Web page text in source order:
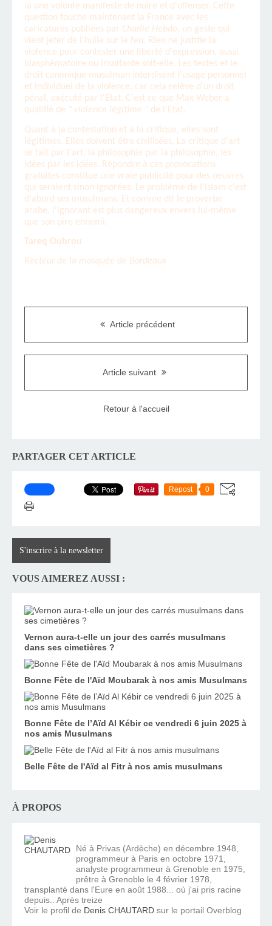
là une volonté manifeste de nuire et d'offenser. Cette
question touche maintenant la France avec les
caricatures publiées par Charlie Hebdo, un geste qui
vient jeter de l'huile sur le feu. Rien ne justifie la
violence pour contester une liberté d'expression, aussi
blasphématoire ou insultante soit-elle. Les textes et le
droit canonique musulman interdisent l'usage personnel
et individuel de la violence, car cela relève d'un droit
pénal, exécuté par l'Etat. C'est ce que Max Weber a
qualifié de " violence légitime " de l'Etat.
Quant à la contestation et à la critique, elles sont
légitimes. Elles doivent être civilisées. La critique d'art
se fait par l'art, la philosophie par la philosophie, les
idées par les idées. Répondre à ces provocations
gratuites constitue une vraie publicité pour des oeuvres
qui seraient sinon ignorées. Le problème de l'islam c'est
d'abord ses musulmans. Et comme dit le proverbe
arabe, l'ignorant est plus dangereux envers lui-même
que son pire ennemi.
Tareq Oubrou
Recteur de la mosquée de Bordeaux
Article précédent
Article suivant
Retour à l'accueil
PARTAGER CET ARTICLE
Repost 0
S'inscrire à la newsletter
VOUS AIMEREZ AUSSI :
Vernon aura-t-elle un jour des carrés musulmans
dans ses cimetières ?
Bonne Fête de l'Aïd Moubarak à nos amis Musulmans
Bonne Fête de l’Aïd Al Kébir ce vendredi 6 juin 2025 à
nos amis Musulmans
Belle Fête de l'Aïd al Fitr à nos amis musulmans
À PROPOS
Né à Privas (Ardèche) en décembre 1948,
programmeur à Paris en octobre 1971,
analyste programmeur à Grenoble en 1975,
prêtre à Grenoble le 4 février 1978,
transplanté dans l'Eure en août 1988... où j'ai pris racine
depuis.. Après treize
Voir le profil de Denis CHAUTARD sur le portail Overblog